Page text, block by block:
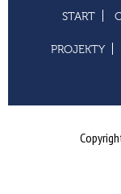
START
PROJEKTY